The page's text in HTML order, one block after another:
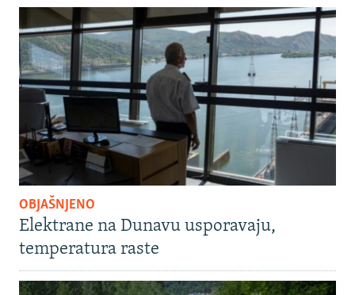
OBJAŠNJENO
Elektrane na Dunavu usporavaju,
temperatura raste